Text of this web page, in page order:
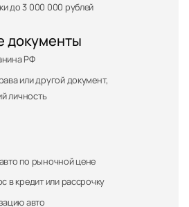
до 3 000 000 рублей
документы
РФ
или другой документ,
личность
по рыночной цене
в кредит или рассрочку
авто